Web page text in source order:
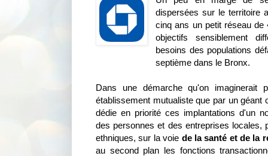
dispersées sur le territoire
cinq ans un petit réseau
objectifs sensiblement
besoins des populations
septième dans le Bronx.
Dans une démarche qu'on imaginerait
établissement mutualiste que par un géant
dédie en priorité ces implantations d'un
des personnes et des entreprises locales,
ethniques, sur la voie de la santé et de la
au second plan les fonctions